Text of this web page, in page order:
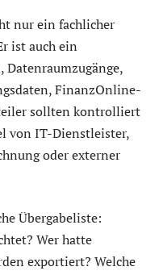
nur ein fachlicher
ist auch ein
FinanzOnline-
sollten kontrolliert
von IT-Dienstleister,
oder externer
Übergabeliste:
Wer hatte
exportiert? Welche